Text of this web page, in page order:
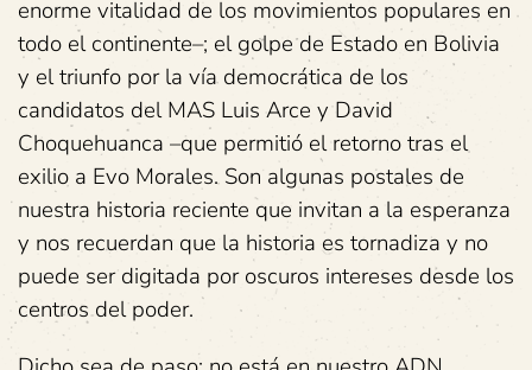
enorme vitalidad de los movimientos populares en
todo el continente–; el golpe de Estado en Bolivia
y el triunfo por la vía democrática de los
candidatos del MAS Luis Arce y David
Choquehuanca –que permitió el retorno tras el
exilio a Evo Morales. Son algunas postales de
nuestra historia reciente que invitan a la esperanza
y nos recuerdan que la historia es tornadiza y no
puede ser digitada por oscuros intereses desde los
centros del poder.